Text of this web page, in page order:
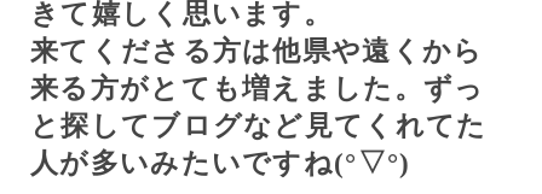
きて嬉しく思います。
来てくださる方は他県や遠くから
来る方がとても増えました。ずっ
と探してブログなど見てくれてた
人が多いみたいですね(° ▽°)